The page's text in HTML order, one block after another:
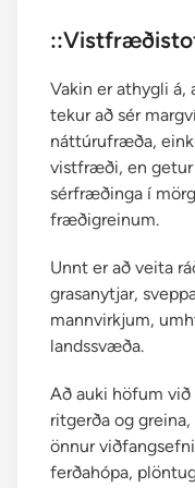
Vakin er athygli á,
tekur að sér
náttúrufræða,
vistfræði, en
sérfræðinga í
fræðigreinum.
Unnt er að veita
grasanytjar,
mannvirkjum,
landssvæða.
Að auki höfum
ritgerða og
önnur
ferðahópa,